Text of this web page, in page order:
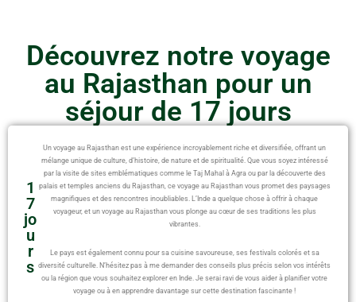
Découvrez notre voyage
au Rajasthan pour un
séjour de 17 jours
1
7
jo
u
r
s
Un voyage au Rajasthan est une expérience incroyablement riche et diversifiée, offrant un
mélange unique de culture, d’histoire, de nature et de spiritualité. Que vous soyez intéressé
par la visite de sites emblématiques comme le Taj Mahal à Agra ou par la découverte des
palais et temples anciens du Rajasthan, ce voyage au Rajasthan vous promet des paysages
magnifiques et des rencontres inoubliables. L’Inde a quelque chose à offrir à chaque
voyageur, et un voyage au Rajasthan vous plonge au cœur de ses traditions les plus
vibrantes.
Le pays est également connu pour sa cuisine savoureuse, ses festivals colorés et sa
diversité culturelle. N’hésitez pas à me demander des conseils plus précis selon vos intérêts
ou la région que vous souhaitez explorer en Inde. Je serai ravi de vous aider à planifier votre
voyage ou à en apprendre davantage sur cette destination fascinante !